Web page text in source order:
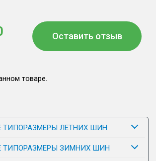
Оставить отзыв
товаре.
ТИПОРАЗМЕРЫ ЛЕТНИХ ШИН
ТИПОРАЗМЕРЫ ЗИМНИХ ШИН